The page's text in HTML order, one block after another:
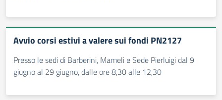
Avvio corsi estivi a valere sui fondi PN2127
Presso le sedi di Barberini, Mameli e Sede Pierluigi dal 9
giugno al 29 giugno, dalle ore 8,30 alle 12,30